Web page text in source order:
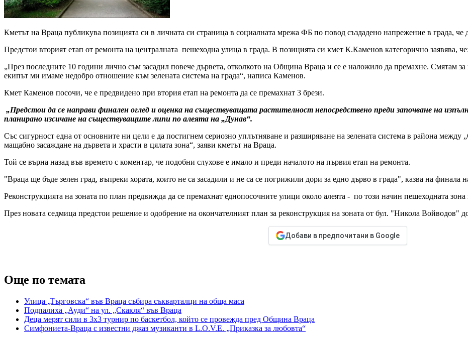
Кметът на Враца публикува позицията си в личната си страница в социалната мрежа ФБ по повод създадено напрежение в града, че
Предстои вторият етап от ремонта на централната пешеходна улица в града. В позицията си кмет К.Каменов категорично заявява, че:
„През последните 10 години лично съм засадил повече дървета, отколкото на Община Враца и се е наложило да премахне. Смятам
екипът ми имаме недобро отношение към зелената система на града“, написа Каменов.
Кмет Каменов посочи, че е предвидено при втория етап на ремонта да се премахнат 3 брези.
„Предстои да се направи финален оглед и оценка на съществуващата растителност непосредствено преди започване на
планирано изсичане на съществуващите липи по алеята на „Дунав“.
Със сигурност една от основните ни цели е да постигнем сериозно уплътняване и разширяване на зелената система в района
мащабно засаждане на дървета и храсти в цялата зона“, заяви кметът на Враца.
Той се върна назад във времето с коментар, че подобни слухове е имало и преди началото на първия етап на ремонта.
"Враца ще бъде зелен град, въпреки хората, които не са засадили и не са се погрижили дори за едно дърво в града", казва на финала
Реконструкцията на зоната по план предвижда да се премахнат еднопосочните улици около алеята - по този начин пешеходната
През новата седмица предстои решение и одобрение на окончателният план за реконструкция на зоната от бул. "Никола Войводов"
Добави в предпочитани в Google
Още по темата
Улица „Търговска“ във Враца събира съкварталци на обща маса
Подпалиха „Ауди“ на ул. „Скакля“ във Враца
Деца мерят сили в 3х3 турнир по баскетбол, който се провежда пред Община Враца
Симфониета-Враца с известни джаз музиканти в L.O.V.E. „Приказка за любовта“